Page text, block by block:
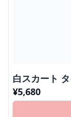
白スカート
¥5,680